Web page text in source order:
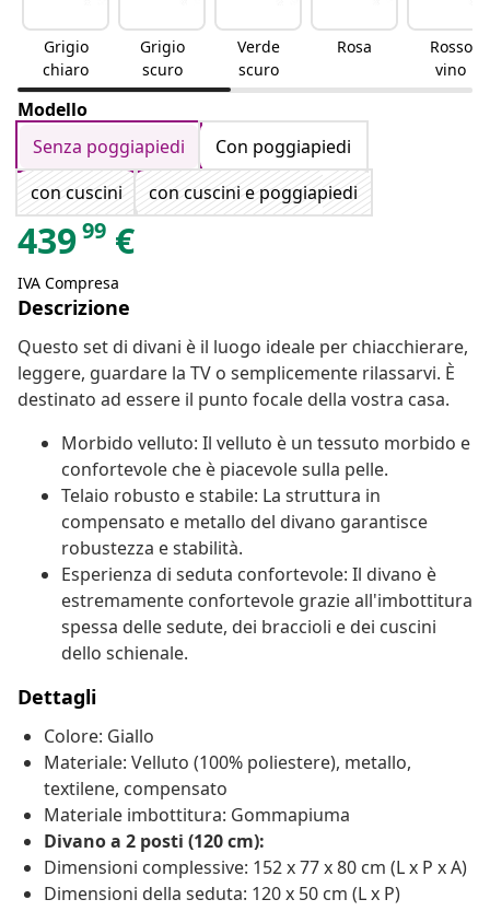
Grigio
chiaro
Grigio
scuro
Verde
scuro
Rosa
Rosso
vino
Modello
Senza poggiapiedi
Con poggiapiedi
con cuscini
con cuscini e poggiapiedi
43999 €
IVA Compresa
Descrizione
Questo set di divani è il luogo ideale per chiacchierare,
leggere, guardare la TV o semplicemente rilassarvi. È
destinato ad essere il punto focale della vostra casa.
Morbido velluto: Il velluto è un tessuto morbido e
confortevole che è piacevole sulla pelle.
Telaio robusto e stabile: La struttura in
compensato e metallo del divano garantisce
robustezza e stabilità.
Esperienza di seduta confortevole: Il divano è
estremamente confortevole grazie all'imbottitura
spessa delle sedute, dei braccioli e dei cuscini
dello schienale.
Dettagli
Colore: Giallo
Materiale: Velluto (100% poliestere), metallo,
textilene, compensato
Materiale imbottitura: Gommapiuma
Divano a 2 posti (120 cm):
Dimensioni complessive: 152 x 77 x 80 cm (L x P x A)
Dimensioni della seduta: 120 x 50 cm (L x P)